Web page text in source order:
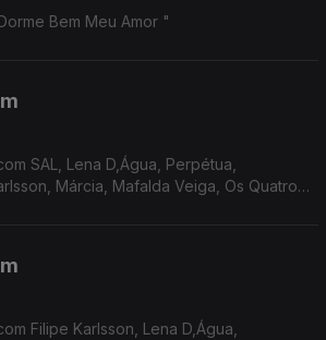
Bem Meu Amor "
SAL, Lena D,Água, Perpétua,
Márcia, Mafalda Veiga, Os Quatro
Filipe Karlsson, Lena D,Água,